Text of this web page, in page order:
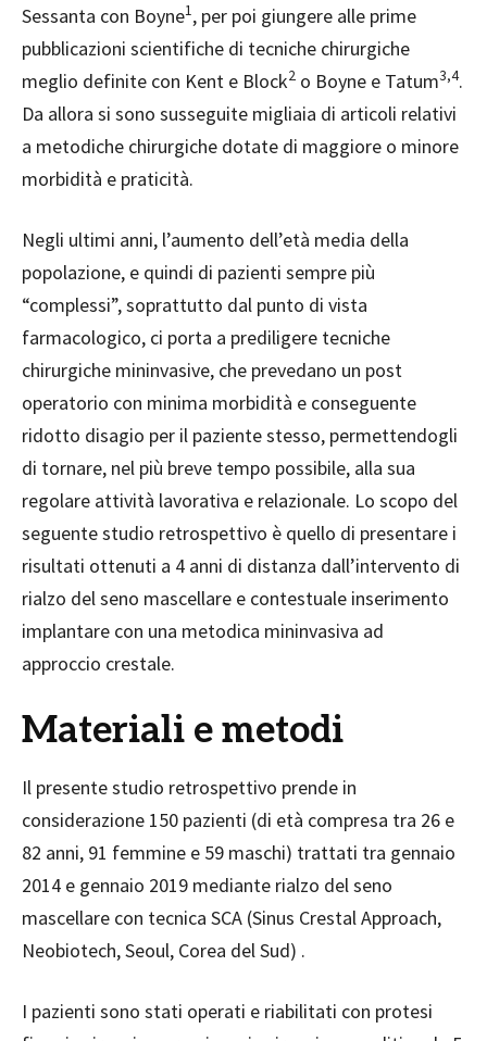
Sessanta con Boyne1, per poi giungere alle prime
pubblicazioni scientifiche di tecniche chirurgiche
meglio definite con Kent e Block2 o Boyne e Tatum3,4.
Da allora si sono susseguite migliaia di articoli relativi
a metodiche chirurgiche dotate di maggiore o minore
morbidità e praticità.
Negli ultimi anni, l’aumento dell’età media della
popolazione, e quindi di pazienti sempre più
“complessi”, soprattutto dal punto di vista
farmacologico, ci porta a prediligere tecniche
chirurgiche mininvasive, che prevedano un post
operatorio con minima morbidità e conseguente
ridotto disagio per il paziente stesso, permettendogli
di tornare, nel più breve tempo possibile, alla sua
regolare attività lavorativa e relazionale. Lo scopo del
seguente studio retrospettivo è quello di presentare i
risultati ottenuti a 4 anni di distanza dall’intervento di
rialzo del seno mascellare e contestuale inserimento
implantare con una metodica mininvasiva ad
approccio crestale.
Materiali e metodi
Il presente studio retrospettivo prende in
considerazione 150 pazienti (di età compresa tra 26 e
82 anni, 91 femmine e 59 maschi) trattati tra gennaio
2014 e gennaio 2019 mediante rialzo del seno
mascellare con tecnica SCA (Sinus Crestal Approach,
Neobiotech, Seoul, Corea del Sud) .
I pazienti sono stati operati e riabilitati con protesi